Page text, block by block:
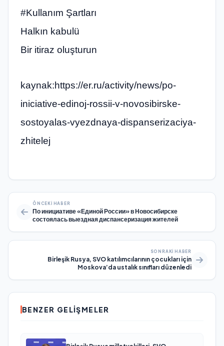
#Kullanım Şartları
Halkın kabulü
Bir itiraz oluşturun
kaynak:https://er.ru/activity/news/po-
iniciative-edinoj-rossii-v-novosibirske-
sostoyalas-vyezdnaya-dispanserizaciya-
zhitelej
ÖNCEKI HABER
По инициативе «Единой России» в Новосибирске
состоялась выездная диспансеризация жителей
SONRAKI HABER
Birleşik Rusya, SVO katılımcılarının çocukları için
Moskova’da ustalık sınıfları düzenledi
BENZER GELIŞMELER